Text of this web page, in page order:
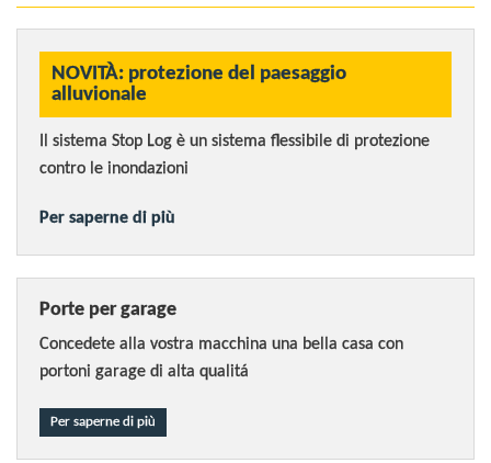
NOVITÀ: protezione del paesaggio
alluvionale
Il sistema Stop Log è un sistema flessibile di protezione
contro le inondazioni
Per saperne di più
Porte per garage
Concedete alla vostra macchina una bella casa con
portoni garage di alta qualitá
Per saperne di più